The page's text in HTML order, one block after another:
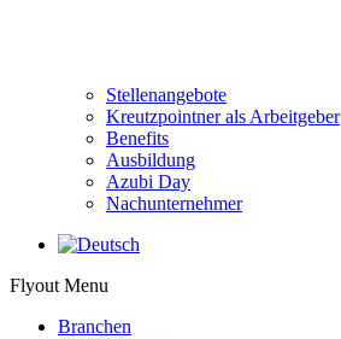
Stellenangebote
Kreutzpointner als Arbeitgeber
Benefits
Ausbildung
Azubi Day
Nachunternehmer
Flyout Menu
Branchen